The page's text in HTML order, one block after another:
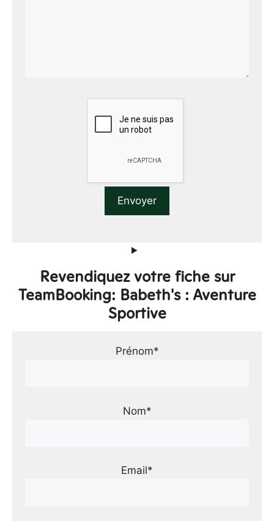
Revendiquez votre fiche sur
TeamBooking: Babeth's : Aventure
Sportive
Prénom*
Nom*
Email*